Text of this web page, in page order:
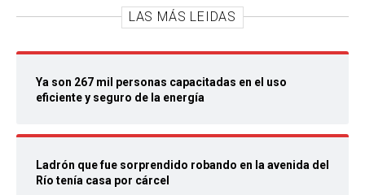
LAS MÁS LEIDAS
Ya son 267 mil personas capacitadas en el uso
eficiente y seguro de la energía
Ladrón que fue sorprendido robando en la avenida del
Río tenía casa por cárcel